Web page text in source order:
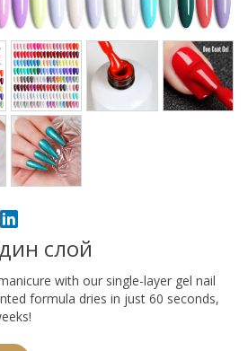
слой
with our single-layer gel nail
formula dries in just 60 seconds,